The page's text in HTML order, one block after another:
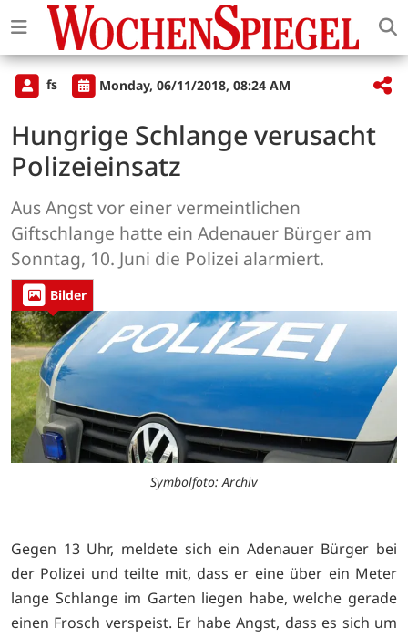
fs Monday, 06/11/2018, 08:24 AM
Hungrige Schlange verusacht
Polizeieinsatz
Aus Angst vor einer vermeintlichen
Giftschlange hatte ein Adenauer Bürger am
Sonntag, 10. Juni die Polizei alarmiert.
Bilder
Symbolfoto: Archiv
Gegen 13 Uhr, meldete sich ein Adenauer Bürger bei
der Polizei und teilte mit, dass er eine über ein Meter
lange Schlange im Garten liegen habe, welche gerade
einen Frosch verspeist. Er habe Angst, dass es sich um